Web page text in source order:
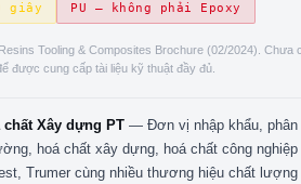
giây PU — không phải Epoxy
Tooling & Composites Brochure (02/2024).
được cung cấp tài liệu kỹ thuật đầy đủ.
chất Xây dựng PT — Đơn vị nhập khẩu, phân
hoá chất xây dựng, hoá chất công nghiệp
Trumer cùng nhiều thương hiệu chất